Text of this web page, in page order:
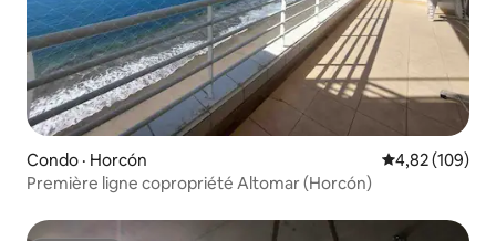
Condo · Horcón Note
4,82 (109)
Première ligne copropriété Altomar (Horcón)